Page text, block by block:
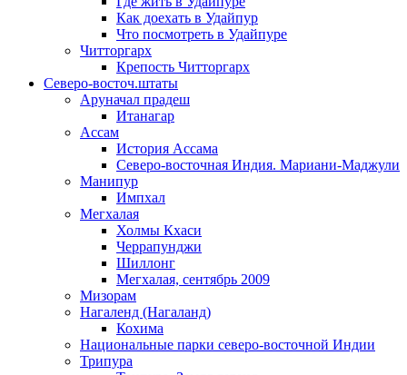
Как доехать в Удайпур
Что посмотреть в Удайпуре
Читторгарх
Крепость Читторгарх
Северо-восточ.штаты
Аруначал прадеш
Итанагар
Ассам
История Ассама
Северо-восточная Индия. Мариани-Маджули
Манипур
Импхал
Мегхалая
Холмы Кхаси
Черрапунджи
Шиллонг
Мегхалая, сентябрь 2009
Мизорам
Нагаленд (Нагаланд)
Кохима
Национальные парки северо-восточной Индии
Трипура